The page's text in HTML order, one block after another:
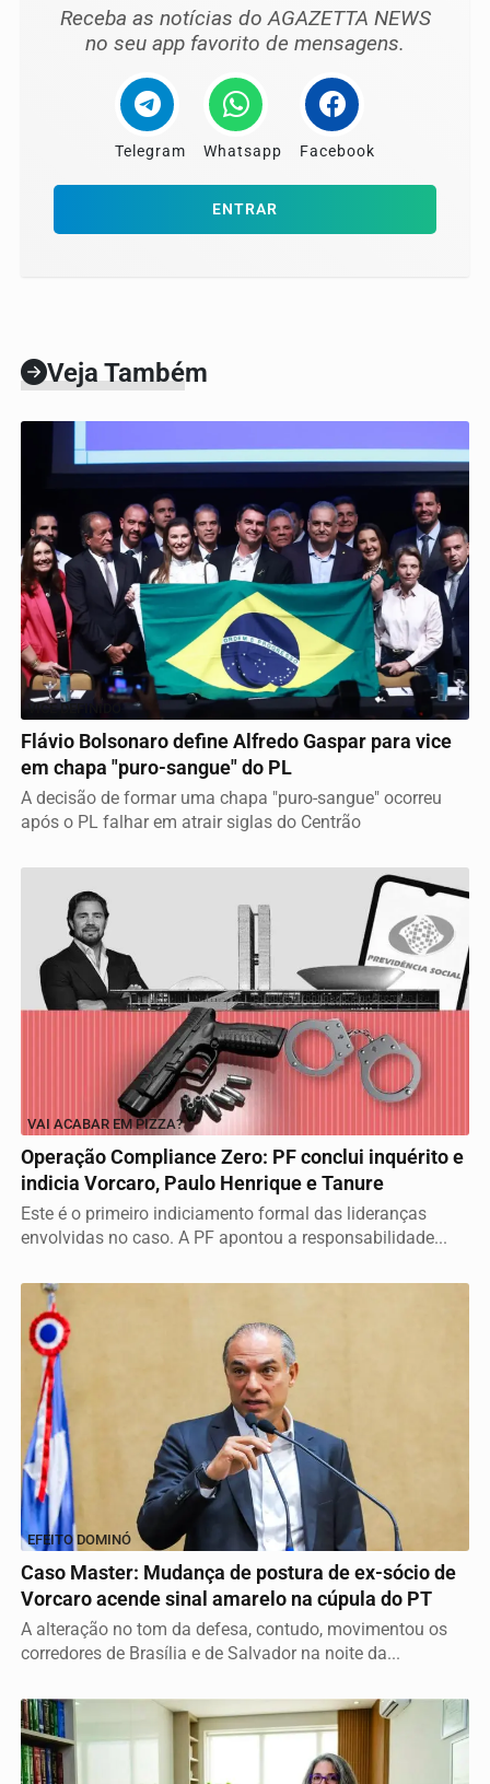
Receba as notícias do AGAZETTA NEWS
no seu app favorito de mensagens.
Telegram Whatsapp Facebook
ENTRAR
Veja Também
VICE DEFINIDO
Flávio Bolsonaro define Alfredo Gaspar para vice
em chapa "puro-sangue" do PL
A decisão de formar uma chapa "puro-sangue" ocorreu
após o PL falhar em atrair siglas do Centrão
VAI ACABAR EM PIZZA?
Operação Compliance Zero: PF conclui inquérito e
indicia Vorcaro, Paulo Henrique e Tanure
Este é o primeiro indiciamento formal das lideranças
envolvidas no caso. A PF apontou a responsabilidade...
EFEITO DOMINÓ
Caso Master: Mudança de postura de ex-sócio de
Vorcaro acende sinal amarelo na cúpula do PT
A alteração no tom da defesa, contudo, movimentou os
corredores de Brasília e de Salvador na noite da...